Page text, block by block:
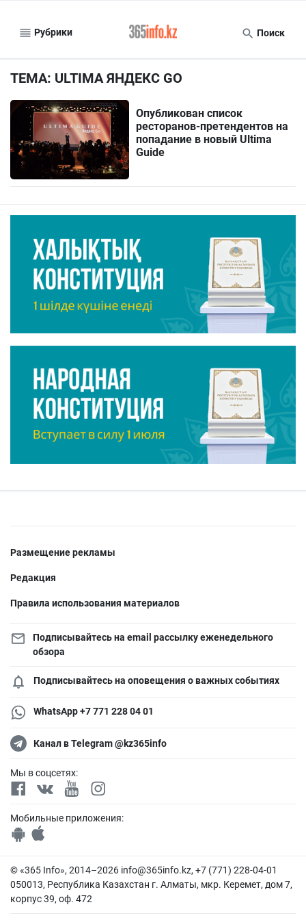
Рубрики Поиск
ТЕМА: ULTIMA ЯНДЕКС GO
Опубликован список
ресторанов-претендентов на
попадание в новый Ultima
Guide
Размещение рекламы
Редакция
Правила использования материалов
Подписывайтесь на email рассылку еженедельного
обзора
Подписывайтесь на оповещения о важных событиях
WhatsApp +7 771 228 04 01
Канал в Telegram @kz365info
Мы в соцсетях:
Мобильные приложения:
© «365 Info», 2014–2026 info@365info.kz, +7 (771) 228-04-01
050013, Республика Казахстан г. Алматы, мкр. Керемет, дом 7,
корпус 39, оф. 472